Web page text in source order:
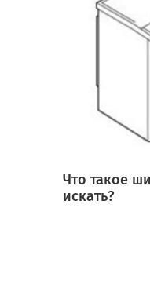
Что такое
искать?